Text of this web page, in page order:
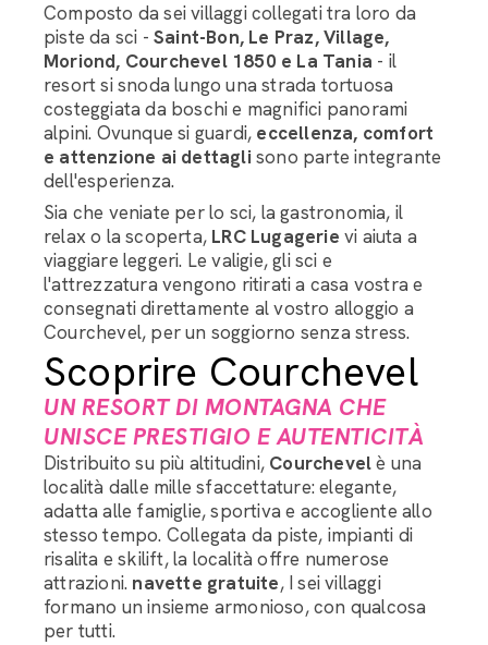
Composto da sei villaggi collegati tra loro da
piste da sci - Saint-Bon, Le Praz, Village,
Moriond, Courchevel 1850 e La Tania - il
resort si snoda lungo una strada tortuosa
costeggiata da boschi e magnifici panorami
alpini. Ovunque si guardi, eccellenza, comfort
e attenzione ai dettagli sono parte integrante
dell'esperienza.
Sia che veniate per lo sci, la gastronomia, il
relax o la scoperta, LRC Lugagerie vi aiuta a
viaggiare leggeri. Le valigie, gli sci e
l'attrezzatura vengono ritirati a casa vostra e
consegnati direttamente al vostro alloggio a
Courchevel, per un soggiorno senza stress.
Scoprire Courchevel
UN RESORT DI MONTAGNA CHE
UNISCE PRESTIGIO E AUTENTICITÀ
Distribuito su più altitudini, Courchevelè una
località dalle mille sfaccettature: elegante,
adatta alle famiglie, sportiva e accogliente allo
stesso tempo. Collegata da piste, impianti di
risalita e skilift, la località offre numerose
attrazioni. navette gratuite, I sei villaggi
formano un insieme armonioso, con qualcosa
per tutti.